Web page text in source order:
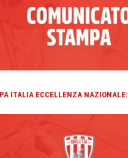
ITALIA ECCELLENZA